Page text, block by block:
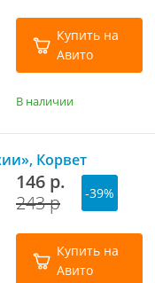
Купить на
Авито
В наличии
Корвет
146 р.
243 р
-39%
Купить на
Авито